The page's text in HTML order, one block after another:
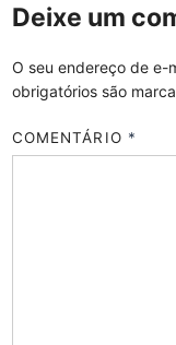
Deixe um
O seu endereço de e-
obrigatórios são
COMENTÁRIO *